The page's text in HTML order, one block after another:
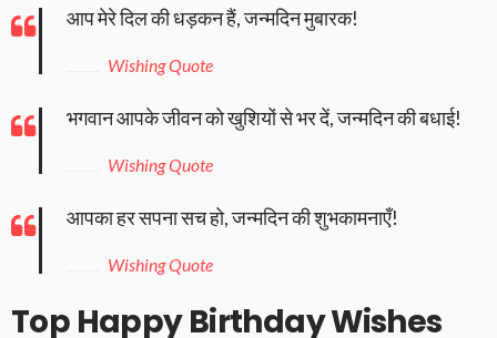
आप मेरे दिल की धड़कन हैं, जन्मदिन मुबारक!
Wishing Quote
भगवान आपके जीवन को खुशियों से भर दें, जन्मदिन की बधाई!
Wishing Quote
आपका हर सपना सच हो, जन्मदिन की शुभकामनाएँ!
Wishing Quote
Top Happy Birthday Wishes